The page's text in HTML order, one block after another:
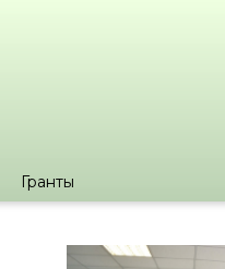
Гранты